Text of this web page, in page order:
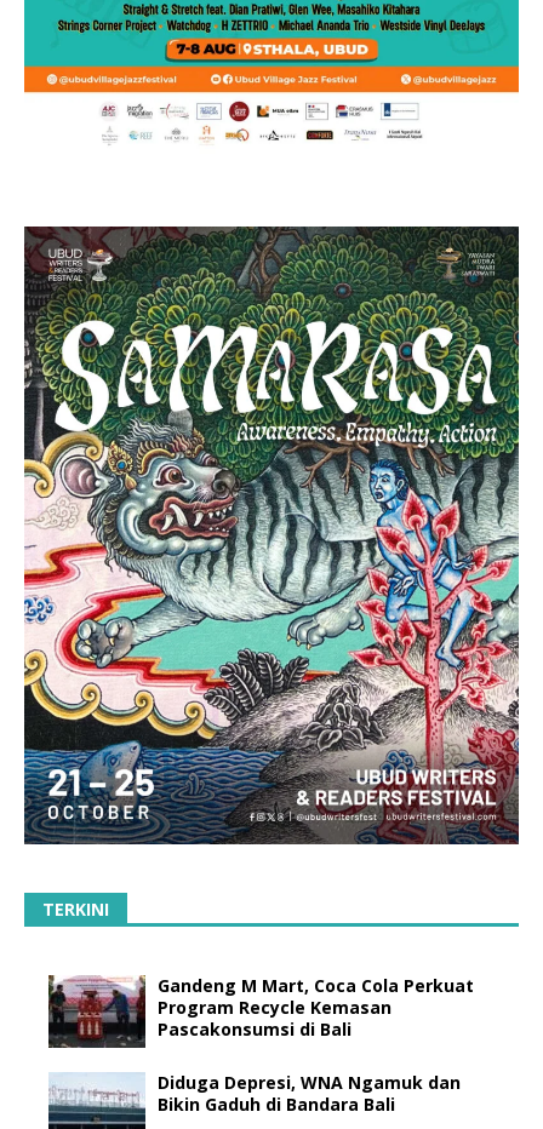
TERKINI
Gandeng M Mart, Coca Cola Perkuat
Program Recycle Kemasan
Pascakonsumsi di Bali
Diduga Depresi, WNA Ngamuk dan
Bikin Gaduh di Bandara Bali